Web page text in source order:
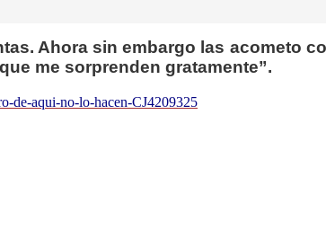
Ahora sin embargo las acometo
me sorprenden gratamente”.
de-aqui-no-lo-hacen-CJ4209325